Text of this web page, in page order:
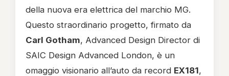
della nuova era elettrica del marchio MG.
Questo straordinario progetto, firmato da
Carl Gotham, Advanced Design Director di
SAIC Design Advanced London, è un
omaggio visionario all’auto da record EX181,